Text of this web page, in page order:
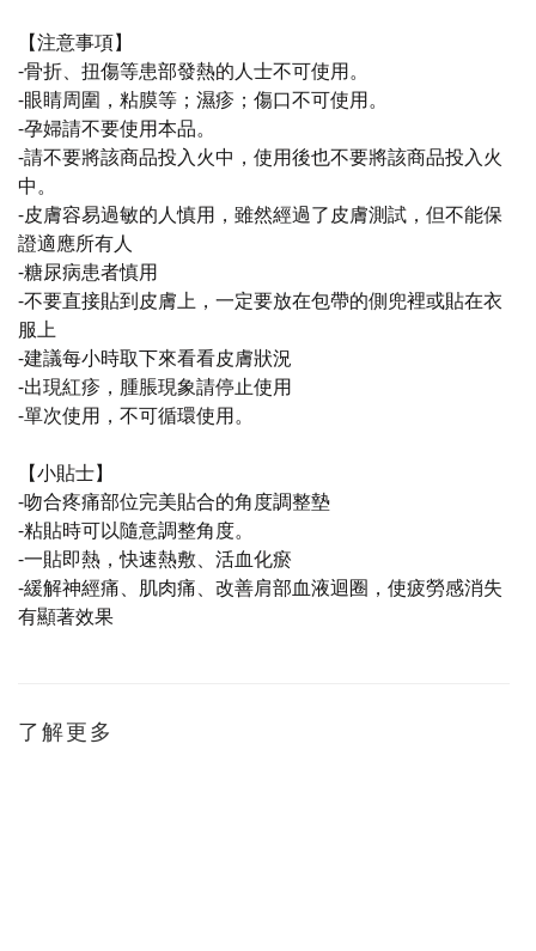
【注意事項】
-骨折、扭傷等患部發熱的人士不可使用。
-眼睛周圍，粘膜等；濕疹；傷口不可使用。
-孕婦請不要使用本品。
-請不要將該商品投入火中，使用後也不要將該商品投入火
中。
-皮膚容易過敏的人慎用，雖然經過了皮膚測試，但不能保
證適應所有人
-糖尿病患者慎用
-不要直接貼到皮膚上，一定要放在包帶的側兜裡或貼在衣
服上
-建議每小時取下來看看皮膚狀況
-出現紅疹，腫脹現象請停止使用
-單次使用，不可循環使用。
【小貼士】
-吻合疼痛部位完美貼合的角度調整墊
-粘貼時可以隨意調整角度。
-一貼即熱，快速熱敷、活血化瘀
-緩解神經痛、肌肉痛、改善肩部血液迴圈，使疲勞感消失
有顯著效果
了解更多